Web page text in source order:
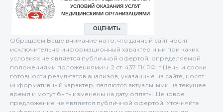
Обращаем Ваше внимание на то, что данный сайт носит
исключительно информационный характер и ни при каких
условиях не является публичной офертой, определяемой
положениями положениями ч. 2 ст. 437 ГК РФ. * Цены и сроки
готовности результатов анализов, указанные на сайте, носят
информативный характер, являются актуальными на текущее
время и могут быть изменены на дату оплаты. Ценовое
предложение не является публичной офертой. Уточняйте